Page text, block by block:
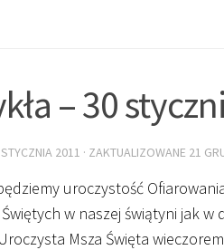
– 30
2011 · ZAKTUALIZOWANE 21
uroczystość
w naszej świątyni jak
Msza Święta